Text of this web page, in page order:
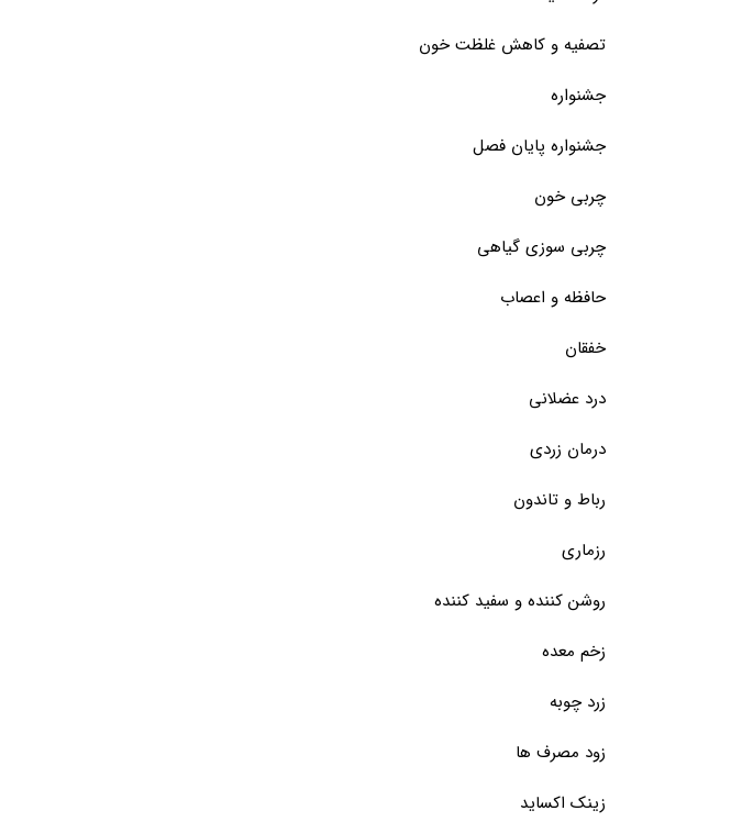
تصفیه و کاهش غلظت خون
جشنواره
جشنواره پایان فصل
چربی خون
چربی سوزی گیاهی
حافظه و اعصاب
خفقان
درد عضلانی
درمان زردی
رباط و تاندون
رزماری
روشن کننده و سفید کننده
زخم معده
زرد چوبه
زود مصرف ها
زینک اکساید